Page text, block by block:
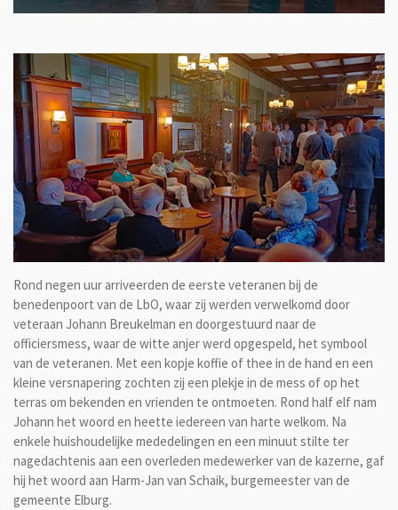
Rond negen uur arriveerden de eerste veteranen bij de
benedenpoort van de LbO, waar zij werden verwelkomd door
veteraan Johann Breukelman en doorgestuurd naar de
officiersmess, waar de witte anjer werd opgespeld, het symbool
van de veteranen. Met een kopje koffie of thee in de hand en een
kleine versnapering zochten zij een plekje in de mess of op het
terras om bekenden en vrienden te ontmoeten. Rond half elf nam
Johann het woord en heette iedereen van harte welkom. Na
enkele huishoudelijke mededelingen en een minuut stilte ter
nagedachtenis aan een overleden medewerker van de kazerne, gaf
hij het woord aan Harm-Jan van Schaik, burgemeester van de
gemeente Elburg.